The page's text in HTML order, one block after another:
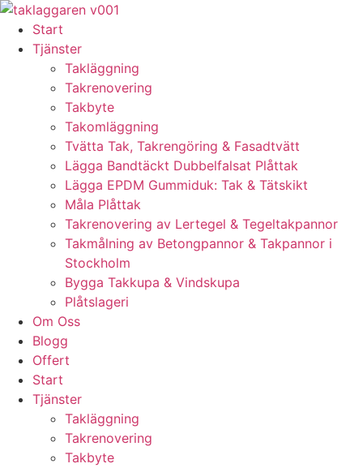
Skip
content
Start
Tjänster
Takläggning
Takrenovering
Takbyte
Takomläggning
Tvätta Tak, Takrengöring & Fasadtvätt
Lägga Bandtäckt Dubbelfalsat Plåttak
Lägga EPDM Gummiduk: Tak & Tätskikt
Måla Plåttak
Takrenovering av Lertegel & Tegeltakpannor
Takmålning av Betongpannor & Takpannor i
Stockholm
Bygga Takkupa & Vindskupa
Plåtslageri
Om Oss
Blogg
Offert
Start
Tjänster
Takläggning
Takrenovering
Takbyte